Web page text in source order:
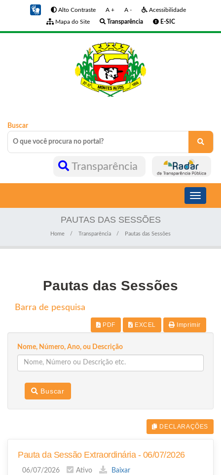
Alto Contraste A + A -
Acessibilidade
Mapa do Site
Transparência E-SIC
Buscar
Transparência
Toggle
PAUTAS DAS SESSÕES
Home Transparência Pautas das Sessões
Pautas das Sessões
Barra de pesquisa
PDF EXCEL Imprimir
Nome, Número, Ano, ou Descrição
Buscar
DECLARAÇÕES
Pauta da Sessão Extraordinária - 06/07/2026
06/07/2026 Ativo Baixar